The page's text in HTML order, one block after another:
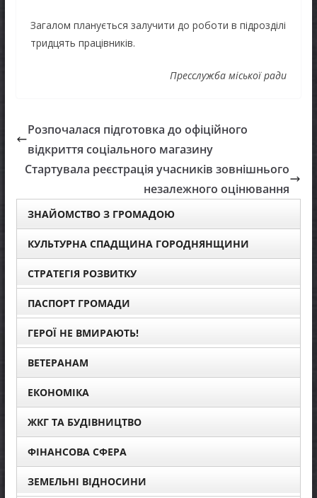
Загалом планується залучити до роботи в підрозділі
тридцять працівників.
Пресслужба міської ради
Розпочалася підготовка до офіційного
відкриття соціального магазину
Стартувала реєстрація учасників зовнішнього
незалежного оцінювання
ЗНАЙОМСТВО З ГРОМАДОЮ
КУЛЬТУРНА СПАДЩИНА ГОРОДНЯНЩИНИ
СТРАТЕГІЯ РОЗВИТКУ
ПАСПОРТ ГРОМАДИ
ГЕРОЇ НЕ ВМИРАЮТЬ!
ВЕТЕРАНАМ
ЕКОНОМІКА
ЖКГ ТА БУДІВНИЦТВО
ФІНАНСОВА СФЕРА
ЗЕМЕЛЬНІ ВІДНОСИНИ